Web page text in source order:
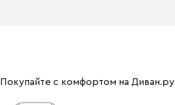
Покупайте с комфортом на Диван.ру